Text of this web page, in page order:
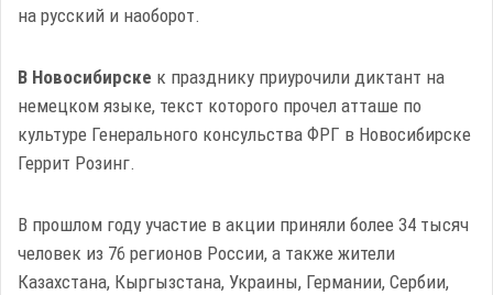
на русский и наоборот.
В Новосибирске к празднику приурочили диктант на
немецком языке, текст которого прочел атташе по
культуре Генерального консульства ФРГ в Новосибирске
Геррит Розинг.
В прошлом году участие в акции приняли более 34 тысяч
человек из 76 регионов России, а также жители
Казахстана, Кыргызстана, Украины, Германии, Сербии,